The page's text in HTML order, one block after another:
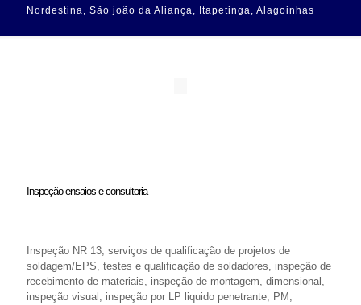
Nordestina, São joão da Aliança, Itapetinga, Alagoinhas
Inspeção ensaios e consultoria
Inspeção NR 13, serviços de qualificação de projetos de
soldagem/EPS, testes e qualificação de soldadores, inspeção de
recebimento de materiais, inspeção de montagem, dimensional,
inspeção visual, inspeção por LP liquido penetrante, PM,